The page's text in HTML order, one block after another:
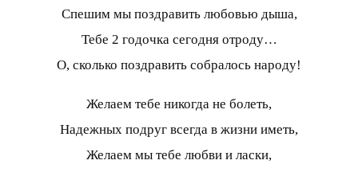
Спешим мы поздравить любовью дыша,
Тебе 2 годочка сегодня отроду…
О, сколько поздравить собралось народу!
Желаем тебе никогда не болеть,
Надежных подруг всегда в жизни иметь,
Желаем мы тебе любви и ласки,